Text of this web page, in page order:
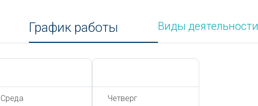
График работы Виды деятельности
Среда
Четверг